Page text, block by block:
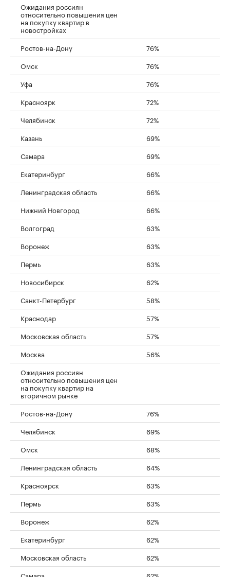
Ожидания россиян
относительно повышения цен
на покупку квартир в
новостройках
Ростов-на-Дону
76%
Омск
76%
Уфа
76%
Красноярк
72%
Челябинск
72%
Казань
69%
Самара
69%
Екатеринбург
66%
Ленинградская область
66%
Нижний Новгород
66%
Волгоград
63%
Воронеж
63%
Пермь
63%
Новосибирск
62%
Санкт-Петербург
58%
Краснодар
57%
Московская область
57%
Москва
56%
Ожидания россиян
относительно повышения цен
на покупку квартир на
вторичном рынке
Ростов-на-Дону
76%
Челябинск
69%
Омск
68%
Ленинградская область
64%
Красноярск
63%
Пермь
63%
Воронеж
62%
Екатеринбург
62%
Московская область
62%
Самара
62%